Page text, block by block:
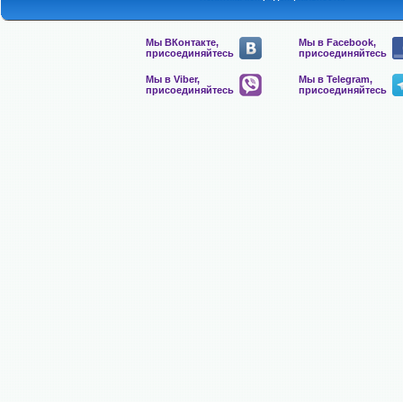
Мы ВКонтакте,
присоединяйтесь
Мы в Facebook,
присоединяйтесь
Мы в Viber,
присоединяйтесь
Мы в Telegram,
присоединяйтесь